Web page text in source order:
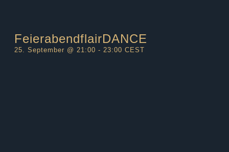
FeierabendflairDANCE
25. September @ 21:00 -23:00 CEST